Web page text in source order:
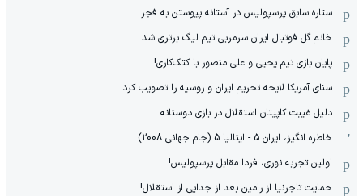
ستاره سابق پرسپولیس در آستانه پیوستن به فجر
خانم گل فوتبال ایران سرمربی تیم لیگ برتری شد
پایان بازی تیم یحیی و علی منصور با کتک‌کاری!
سنای آمریکا لایحه تحریم ایران و روسیه را تصویب کرد
دلیل غیبت کاپیتان استقلال در بازی دوستانه
خاطره انگیز، ایران 5 - ایتالیا 5 (جام جهانی 2008)
اولین تجربه نوری، فردا مقابل پرسپولیس!
حمایت تاجرنیا از رامین بعد از جدایی از استقلال!